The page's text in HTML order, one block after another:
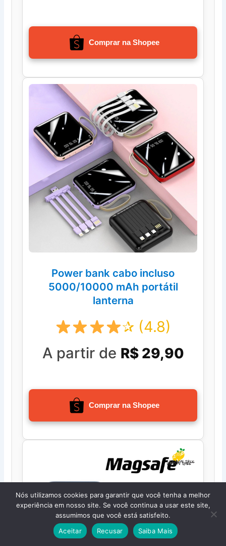
Comprar na Shopee
Power bank cabo incluso
5000/10000 mAh portátil
lanterna
✰ (4.8)
A partir de R$ 29,90
Comprar na Shopee
Nós utilizamos cookies para garantir que você tenha a melhor
experiência em nosso site. Se você continua a usar este site,
assumimos que você está satisfeito.
Aceitar
Recusar Saiba Mais